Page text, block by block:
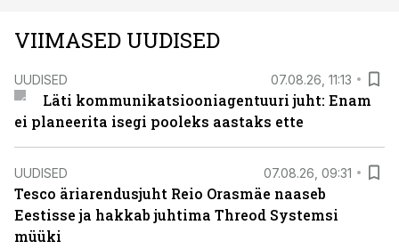
VIIMASED UUDISED
UUDISED 07.08.26, 11:13
Läti kommunikatsiooniagentuuri juht: Enam
ei planeerita isegi pooleks aastaks ette
UUDISED 07.08.26, 09:31
Tesco äriarendusjuht Reio Orasmäe naaseb
Eestisse ja hakkab juhtima Threod Systemsi
müüki